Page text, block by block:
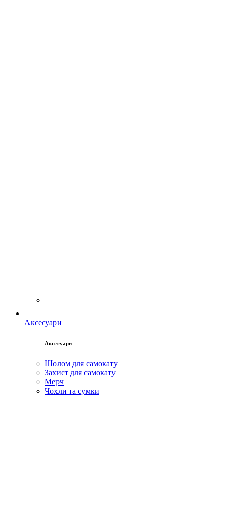
Аксесуари
Аксесуари
Шолом для самокату
Захист для самокату
Мерч
Чохли та сумки